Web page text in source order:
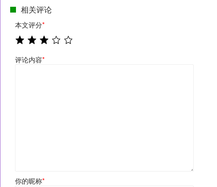
相关评论
本文评分*
评论内容*
你的昵称*